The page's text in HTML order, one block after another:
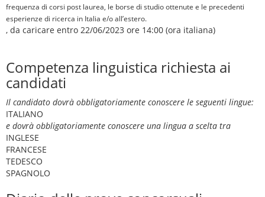
frequenza di corsi post laurea, le borse di studio ottenute e le precedenti
esperienze di ricerca in Italia e/o all’estero.
, da caricare entro 22/06/2023 ore 14:00 (ora italiana)
Competenza linguistica richiesta ai
candidati
Il candidato dovrà obbligatoriamente conoscere le seguenti lingue:
ITALIANO
e dovrà obbligatoriamente conoscere una lingua a scelta tra
INGLESE
FRANCESE
TEDESCO
SPAGNOLO